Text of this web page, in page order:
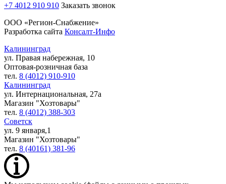
+7 4012 910 910 Заказать звонок
ООО «Регион-Снабжение»
Разработка сайта Консалт-Инфо
Калининград
ул. Правая набережная, 10
Оптовая-розничная база
тел. 8 (4012) 910-910
Калининград
ул. Интернациональная, 27а
Магазин "Хозтовары"
тел. 8 (4012) 388-303
Советск
ул. 9 января,1
Магазин "Хозтовары"
тел. 8 (40161) 381-96